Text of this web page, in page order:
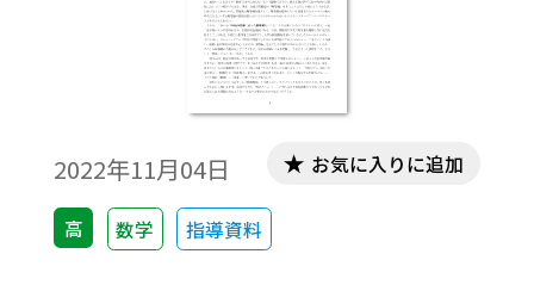
2022年11月04日
高 数学 指導資料
お気に入りに追加